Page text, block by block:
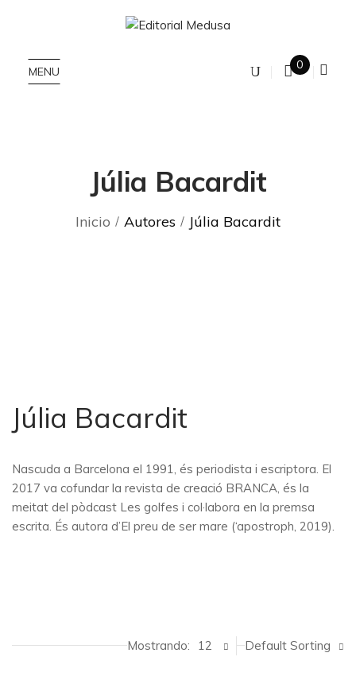
MENU 0
Júlia Bacardit
Inicio Autores Júlia Bacardit
Júlia Bacardit
Nascuda a Barcelona el 1991, és periodista i escriptora. El
2017 va cofundar la revista de creació BRANCA, és la
meitat del pòdcast Les golfes i col·labora en la premsa
escrita. És autora d’El preu de ser mare (‘apostroph, 2019).
Default Sorting
Mostrando: 12